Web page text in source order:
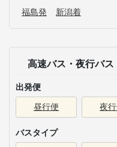
福島発 新潟着
高速バス・夜行バス
出発便
昼行便 夜
バスタイプ